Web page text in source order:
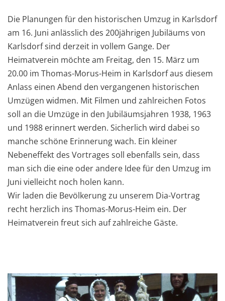
Die Planungen für den historischen Umzug in Karlsdorf
am 16. Juni anlässlich des 200jährigen Jubiläums von
Karlsdorf sind derzeit in vollem Gange. Der
Heimatverein möchte am Freitag, den 15. März um
20.00 im Thomas-Morus-Heim in Karlsdorf aus diesem
Anlass einen Abend den vergangenen historischen
Umzügen widmen. Mit Filmen und zahlreichen Fotos
soll an die Umzüge in den Jubiläumsjahren 1938, 1963
und 1988 erinnert werden. Sicherlich wird dabei so
manche schöne Erinnerung wach. Ein kleiner
Nebeneffekt des Vortrages soll ebenfalls sein, dass
man sich die eine oder andere Idee für den Umzug im
Juni vielleicht noch holen kann.
Wir laden die Bevölkerung zu unserem Dia-Vortrag
recht herzlich ins Thomas-Morus-Heim ein. Der
Heimatverein freut sich auf zahlreiche Gäste.